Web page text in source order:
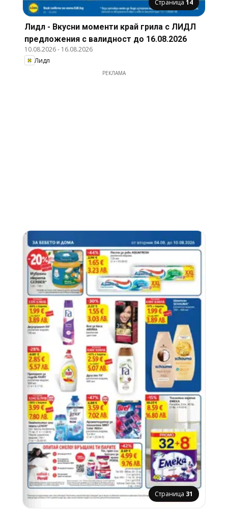
Страница 14
Лидл - Вкусни моменти край грила с ЛИДЛ
предложения с валидност до 16.08.2026
10.08.2026- 16.08.2026
Лидл
РЕКЛАМА
Страница 31